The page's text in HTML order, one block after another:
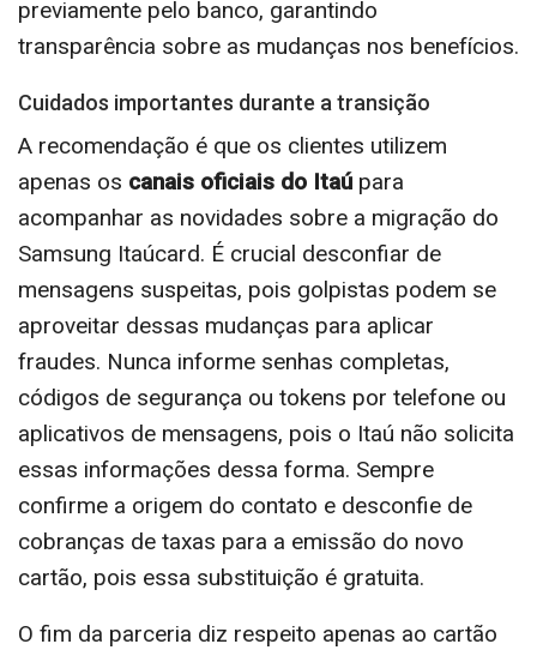
previamente pelo banco, garantindo
transparência sobre as mudanças nos benefícios.
Cuidados importantes durante a transição
A recomendação é que os clientes utilizem
apenas os canais oficiais do Itaú para
acompanhar as novidades sobre a migração do
Samsung Itaúcard. É crucial desconfiar de
mensagens suspeitas, pois golpistas podem se
aproveitar dessas mudanças para aplicar
fraudes. Nunca informe senhas completas,
códigos de segurança ou tokens por telefone ou
aplicativos de mensagens, pois o Itaú não solicita
essas informações dessa forma. Sempre
confirme a origem do contato e desconfie de
cobranças de taxas para a emissão do novo
cartão, pois essa substituição é gratuita.
O fim da parceria diz respeito apenas ao cartão